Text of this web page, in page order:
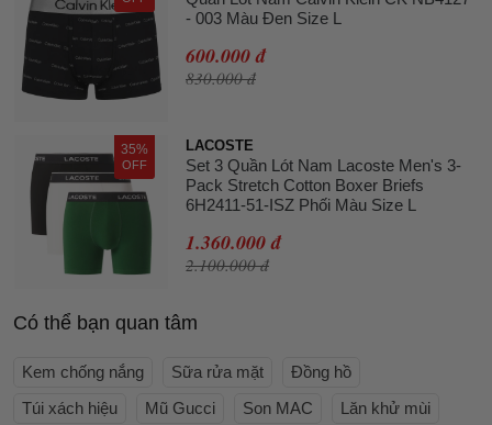
- 003 Màu Đen Size L
600.000 đ
830.000 đ
35%
OFF
LACOSTE
Set 3 Quần Lót Nam Lacoste Men's 3-
Pack Stretch Cotton Boxer Briefs
6H2411-51-ISZ Phối Màu Size L
1.360.000 đ
2.100.000 đ
Có thể bạn quan tâm
Kem chống nắng Sữa rửa mặt
Đồng hồ
Túi xách hiệu
Mũ Gucci Son MAC Lăn khử mùi